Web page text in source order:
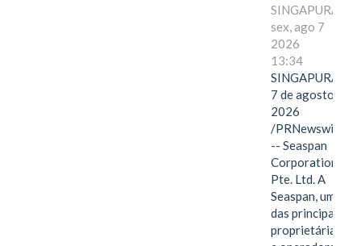
SINGAPURA,
sex, ago 7
2026
13:34
SINGAPURA,
7 de agosto de
2026
/PRNewswire/
-- Seaspan
Corporation
Pte. Ltd. A
Seaspan, uma
das principais
proprietárias